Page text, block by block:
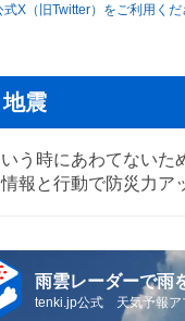
X（旧Twitter）をご利用くだ
地震
う時にあわてないた
報と行動で防災力ア
雨雲レーダーで雨
tenki.jp公式 天気予報ア